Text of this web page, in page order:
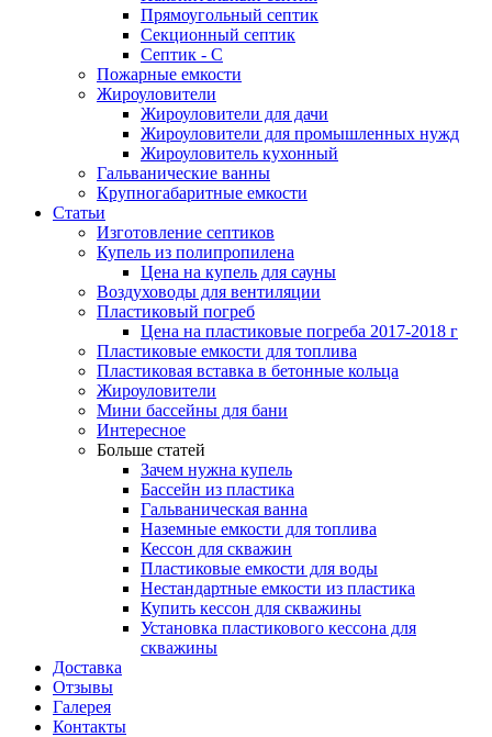
Прямоугольный септик
Секционный септик
Септик - С
Пожарные емкости
Жироуловители
Жироуловители для дачи
Жироуловители для промышленных нужд
Жироуловитель кухонный
Гальванические ванны
Крупногабаритные емкости
Статьи
Изготовление септиков
Купель из полипропилена
Цена на купель для сауны
Воздуховоды для вентиляции
Пластиковый погреб
Цена на пластиковые погреба 2017-2018 г
Пластиковые емкости для топлива
Пластиковая вставка в бетонные кольца
Жироуловители
Мини бассейны для бани
Интересное
Больше статей
Зачем нужна купель
Бассейн из пластика
Гальваническая ванна
Наземные емкости для топлива
Кессон для скважин
Пластиковые емкости для воды
Нестандартные емкости из пластика
Купить кессон для скважины
Установка пластикового кессона для
скважины
Доставка
Отзывы
Галерея
Контакты